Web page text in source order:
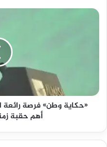
«حكاية
أهم
حقبة«حكاية وطن» فرصة رائعة
أهم حقبة